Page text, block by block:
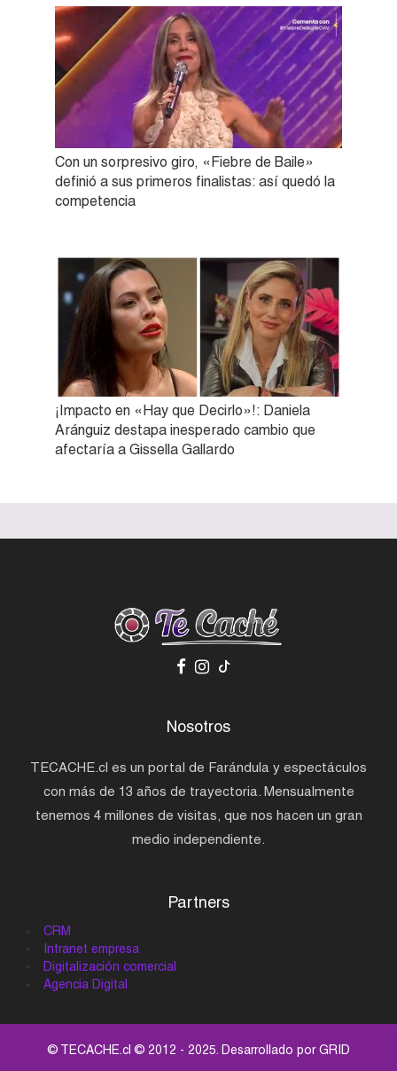
Con un sorpresivo giro, «Fiebre de Baile»
definió a sus primeros finalistas: así quedó la
competencia
¡Impacto en «Hay que Decirlo»!: Daniela
Aránguiz destapa inesperado cambio que
afectaría a Gissella Gallardo
Nosotros
TECACHE.cl es un portal de Farándula y espectáculos
con más de 13 años de trayectoria. Mensualmente
tenemos 4 millones de visitas, que nos hacen un gran
medio independiente.
Partners
CRM
Intranet empresa
Digitalización comercial
Agencia Digital
© TECACHE.cl © 2012 - 2025. Desarrollado porGRID